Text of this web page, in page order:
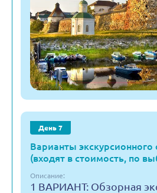
День 7
Варианты
(входят в стоимость, по
Описание:
1 ВАРИАНТ: Обзорная